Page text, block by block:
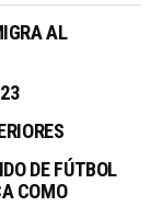
AL
DE FÚTBOL
COMO